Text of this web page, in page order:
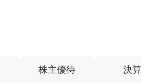
株主優待 決算